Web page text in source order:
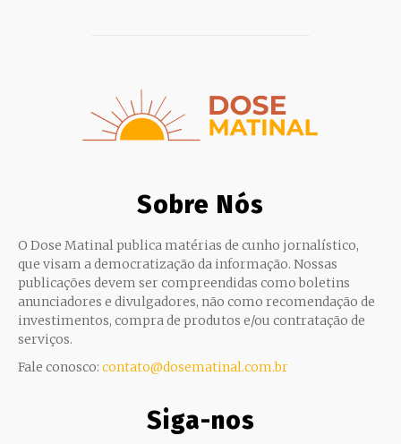
Sobre Nós
O Dose Matinal publica matérias de cunho jornalístico,
que visam a democratização da informação. Nossas
publicações devem ser compreendidas como boletins
anunciadores e divulgadores, não como recomendação de
investimentos, compra de produtos e/ou contratação de
serviços.
Fale conosco: contato@dosematinal.com.br
Siga-nos